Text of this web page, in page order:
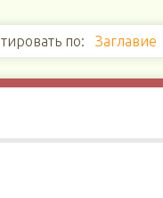
по: Заглавие